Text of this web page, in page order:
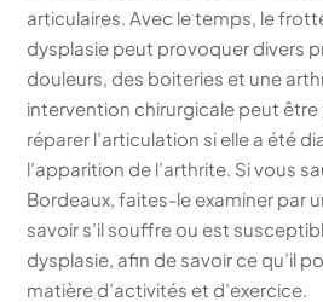
articulaires. Avec le temps, le
dysplasie peut provoquer divers
douleurs, des boiteries et une
intervention chirurgicale peut
réparer l’articulation si elle a été
l’apparition de l’arthrite. Si vous
Bordeaux, faites-le examiner par
savoir s’il souffre ou est
dysplasie, afin de savoir ce qu’il
matière d’activités et d’exercice.